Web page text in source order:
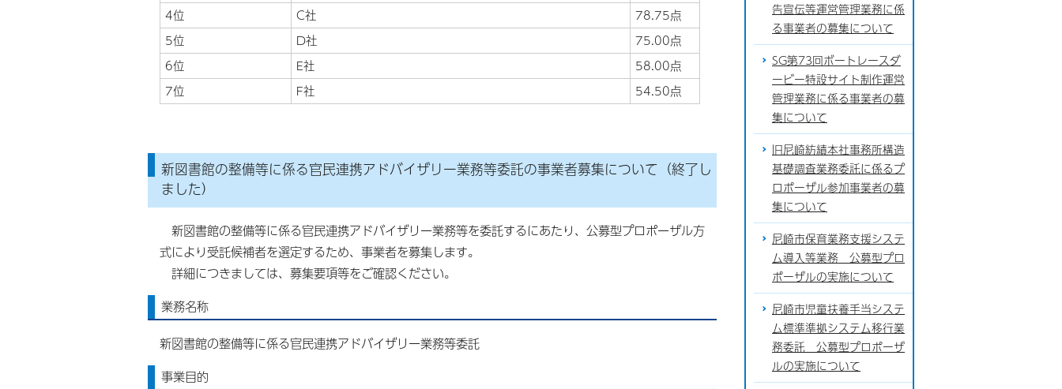
4位
C社
78.75点
5位
D社
75.00点
6位
E社
58.00点
7位
F社 54.50点
新図書館の整備等に係る官民連携アドバイザリー業務等委託の事業者募集について（終了し
ました）
新図書館の整備等に係る官民連携アドバイザリー業務等を委託するにあたり、公募型プロポーザル方
式により受託候補者を選定するため、事業者を募集します。
詳細につきましては、募集要項等をご確認ください。
業務名称
新図書館の整備等に係る官民連携アドバイザリー業務等委託
事業目的
告宣伝等運営管理業務に係
る事業者の募集について
SG第73回ボートレースダ
ービー特設サイト制作運営
管理業務に係る事業者の募
集について
旧尼崎紡績本社事務所構造
基礎調査業務委託に係るプ
ロポーザル参加事業者の募
集について
尼崎市保育業務支援システ
ム導入等業務 公募型プロ
ポーザルの実施について
尼崎市児童扶養手当システ
ム標準準拠システム移行業
務委託 公募型プロポーザ
ルの実施について